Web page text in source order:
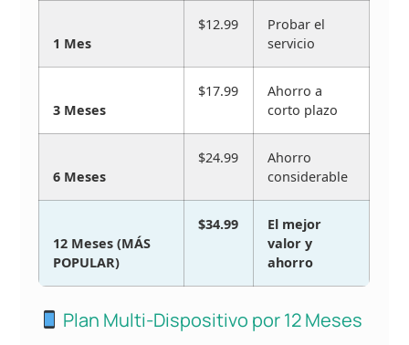
1 Mes
$12.99
Probar el
servicio
3 Meses
$17.99
Ahorro a
corto plazo
6 Meses
$24.99
Ahorro
considerable
12 Meses (MÁS
POPULAR)
$34.99
El mejor
valor y
ahorro
Plan Multi-Dispositivo por 12 Meses